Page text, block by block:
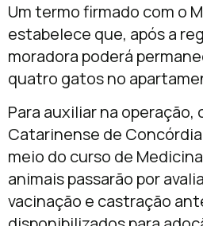
Um termo firmado com o
estabelece que, após a
moradora poderá
quatro gatos no
Para auxiliar na operação,
Catarinense de
meio do curso de
animais passarão por
vacinação e castração